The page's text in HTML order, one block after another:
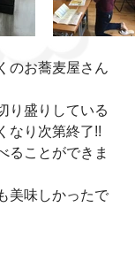
のお蕎麦屋さん
り盛りしている
なり次第終了!!
ることができま
美味しかったで